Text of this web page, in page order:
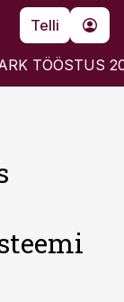
Telli
TÖÖSTUS